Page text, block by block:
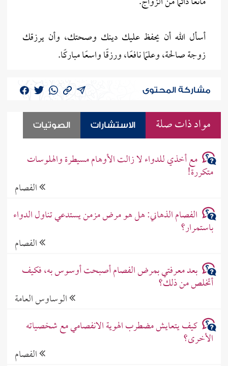
أسأل الله أن يحفظ عليك دينك وصحتك، وأن يرزقك
زوجة صالحة، وعلمًا نافعًا، ورزقًا واسعًا مباركًا.
مشاركة المحتوى
مواد ذات صلة الاستشارات الصوتيات
مع أخذي للدواء لا زالت الأوهام مسيطرة والهلوسات
متكررة!
الفصام
الفصام الذهاني: هل هو مرض مزمن يستدعي تناول الدواء
باستمرار؟
الفصام
بعد معرفتي بمرض الفصام أصبحت أوسوس به، فكيف
أتخلص من ذلك؟
الوساوس العامة
كيف يتعايش مضطرب الهوية الانفصامي مع شخصياته
الأخرى؟
الفصام